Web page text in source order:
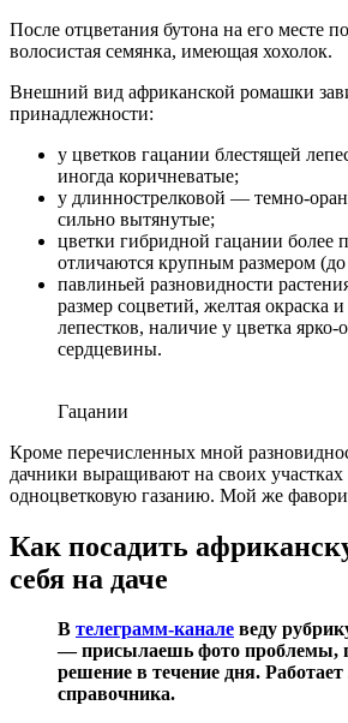
После отцветания бутона на его месте
волосистая семянка, имеющая хохолок.
Внешний вид африканской ромашки
принадлежности:
у цветков гацании блестящей
иногда коричневатые;
у длиннострелковой — темно-
сильно вытянутые;
цветки гибридной гацании более
отличаются крупным размером
павлиньей разновидности
размер соцветий, желтая окраска
лепестков, наличие у цветка ярко-
сердцевины.
Гацании
Кроме перечисленных мной
дачники выращивают на своих
одноцветковую газанию. Мой же
Как посадить
себя на даче
В телеграмм-канале веду
— присылаешь фото проблемы,
решение в течение дня.
справочника.